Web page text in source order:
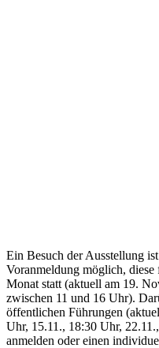
Ein Besuch der Ausstellung
Voranmeldung möglich,
Monat statt (aktuell am 19.
zwischen 11 und 16 Uhr).
öffentlichen Führungen
Uhr, 15.11., 18:30 Uhr,
anmelden oder einen